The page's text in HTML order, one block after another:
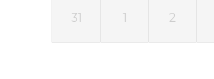
31 1 2